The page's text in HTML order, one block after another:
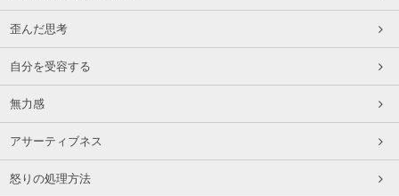
歪んだ思考
自分を受容する
無力感
アサーティブネス
怒りの処理方法